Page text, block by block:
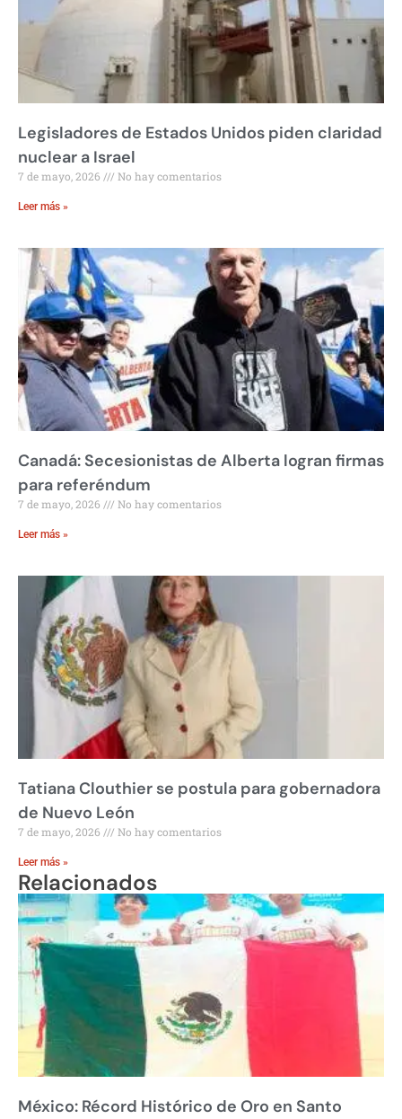
Legisladores de Estados Unidos piden claridad
nuclear a Israel
7 de mayo, 2026 No hay comentarios
Leer más »
Canadá: Secesionistas de Alberta logran firmas
para referéndum
7 de mayo, 2026 No hay comentarios
Leer más »
Tatiana Clouthier se postula para gobernadora
de Nuevo León
7 de mayo, 2026 No hay comentarios
Leer más »
Relacionados
México: Récord Histórico de Oro en Santo